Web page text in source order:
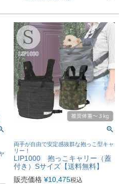
両手が自由で安定感抜群な抱っこ型キャ
リー！
LIP1000 抱っこキャリー（蓋
付き）Sサイズ【送料無料】
販売価格 ¥10,475税込